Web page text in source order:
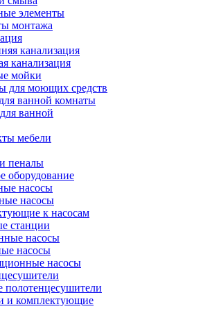
элементы
монтажа
канализация
канализация
мойки
для моющих средств
ванной комнаты
ванной
мебели
пеналы
оборудование
насосы
насосы
к насосам
станции
насосы
насосы
насосы
полотенцесушители
и комплектующие